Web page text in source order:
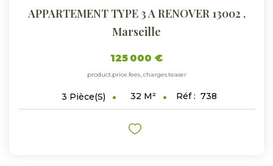
APPARTEMENT TYPE 3 A RENOVER 13002 ,
Marseille
125 000 €
product.price.fees_charges.teaser
3 Pièce(s) 32 M² Réf : 738